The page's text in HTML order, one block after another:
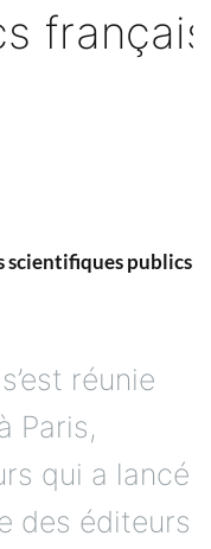
scientifiques publics
réunie
Paris,
qui a lancé
des éditeurs